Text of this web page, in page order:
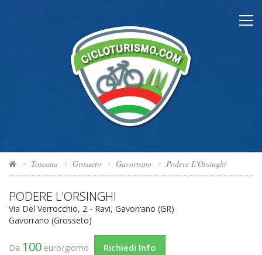
Toscana Grosseto Gavorrano Podere L'Orsinghi
PODERE L'ORSINGHI
Via Del Verrocchio, 2 - Ravi, Gavorrano (GR)
Gavorrano (Grosseto)
Da 100 euro/giorno Richiedi Info